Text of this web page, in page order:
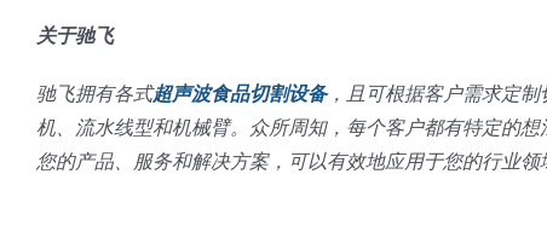
关于驰飞
驰飞拥有各式超声波食品切割设备，且可根据客户需求定制
机、流水线型和机械臂。众所周知，每个客户都有特定的
您的产品、服务和解决方案，可以有效地应用于您的行业领